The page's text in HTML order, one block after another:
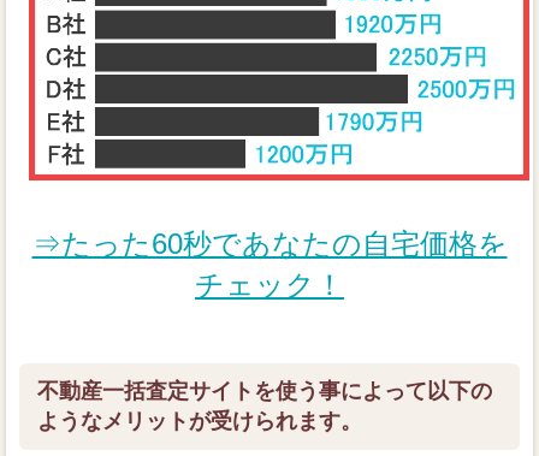
⇒たった60秒であなたの自宅価格を
チェック！
不動産一括査定サイトを使う事によって以下の
ようなメリットが受けられます。